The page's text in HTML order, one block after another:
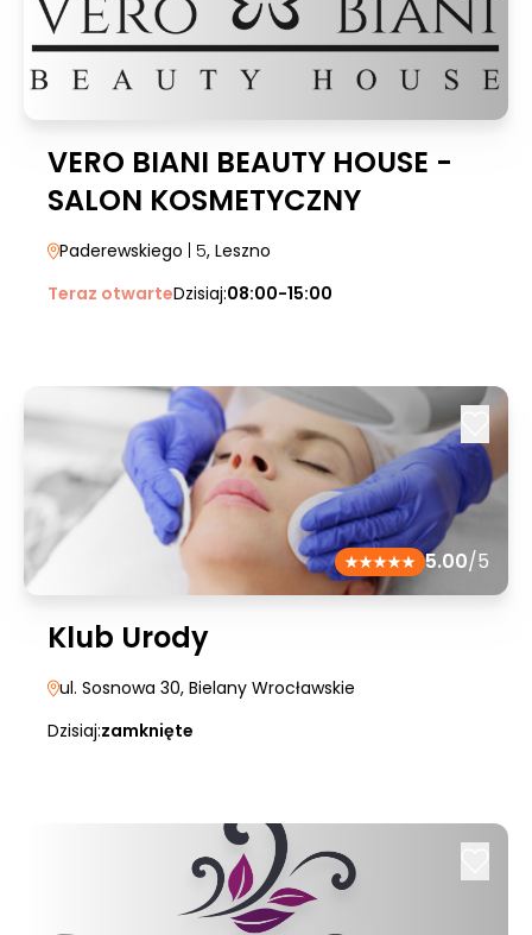
VERO BIANI BEAUTY HOUSE -
SALON KOSMETYCZNY
Paderewskiego | 5, Leszno
Teraz otwarteDzisiaj:08:00-15:00
5.00/5
Klub Urody
ul. Sosnowa 30, Bielany Wrocławskie
Dzisiaj:zamknięte